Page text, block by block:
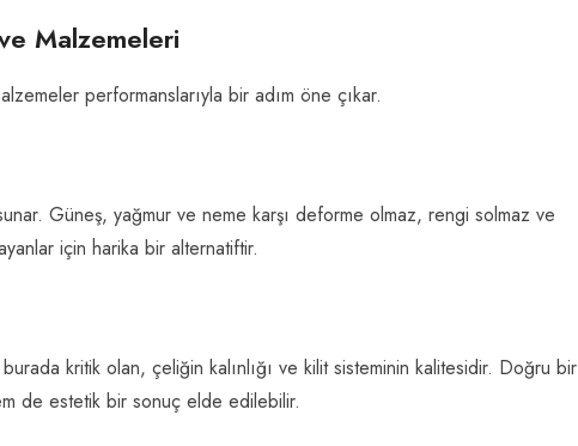
Malzemeleri
performanslarıyla bir adım öne çıkar.
Güneş, yağmur ve neme karşı deforme olmaz, rengi solmaz ve
için harika bir alternatiftir.
kritik olan, çeliğin kalınlığı ve kilit sisteminin kalitesidir. Doğru bir
de estetik bir sonuç elde edilebilir.